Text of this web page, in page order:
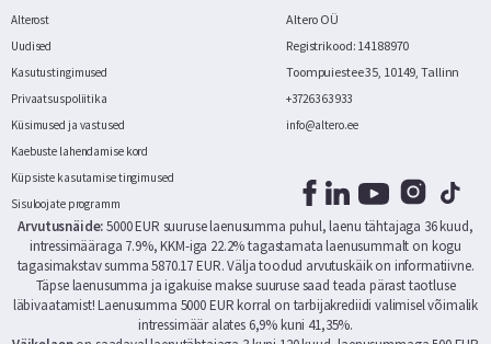
Alterost
Uudised
Kasutustingimused
Privaatsuspoliitika
Küsimused ja vastused
Kaebuste lahendamise kord
Küpsiste kasutamise tingimused
Sisuloojate programm
Altero OÜ
Registrikood: 14188970
Toompuiestee 35, 10149, Tallinn
+372 63 63 933
info@altero.ee
Arvutusnäide:5000 EUR suuruse laenusumma puhul, laenu tähtajaga 36 kuud,
intressimääraga 7.9%, KKM-iga 22.2% tagastamata laenusummalt on kogu
tagasimakstav summa 5870.17 EUR. Välja toodud arvutuskäik on informatiivne.
Täpse laenusumma ja igakuise makse suuruse saad teada pärast taotluse
läbivaatamist! Laenusumma 5000 EUR korral on tarbijakrediidi valimisel võimalik
intressimäär alates 6,9% kuni 41,35%.